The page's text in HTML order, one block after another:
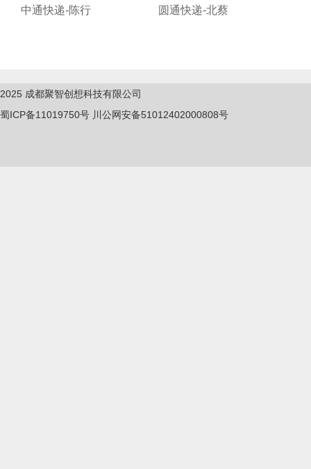
中通快递-陈行 圆通快递-北蔡
2025 成都聚智创想科技有限公司
蜀ICP备11019750号 川公网安备51012402000808号